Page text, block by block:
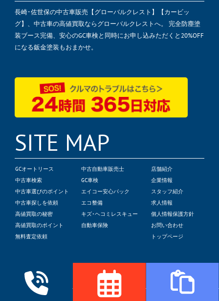
長崎･佐世保の中古車販売【グローバルクレスト】【カービッ
グ】、中古車の高値買取ならグローバルクレストへ。 完全防塵塗
装ブース完備、安心のGC車検と同時にお申し込みただくと20%OFF
になる鈑金塗装もおまかせ。
SITE MAP
GCオートリース
中古車検索
中古車選びのポイント
中古車探しを依頼
高値買取の秘密
高値買取のポイント
無料査定依頼
中古自動車販売士
GC車検
エイコー安心パック
エコ整備
キズ･ヘコミレスキュー
自動車保険
店舗紹介
企業情報
スタッフ紹介
求人情報
個人情報保護方針
お問い合わせ
トップページ